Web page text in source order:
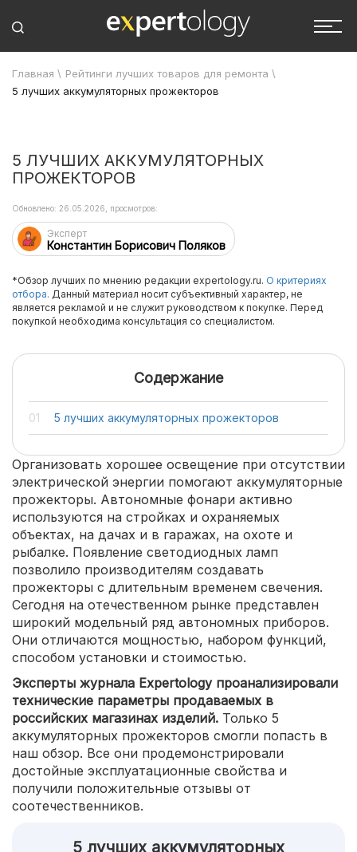
Главная \ Рейтинги лучших товаров для ремонта \
5 лучших аккумуляторных прожекторов
5 ЛУЧШИХ АККУМУЛЯТОРНЫХ
ПРОЖЕКТОРОВ
Эксперт
Константин Борисович Поляков
Обновлено: 26.05.2026, просмотров:
*Обзор лучших по мнению редакции expertology.ru. О критериях
отбора. Данный материал носит субъективный характер, не
является рекламой и не служит руководством к покупке. Перед
покупкой необходима консультация со специалистом.
Содержание
5 лучших аккумуляторных прожекторов
Организовать хорошее освещение при отсутствии
электрической энергии помогают аккумуляторные
прожекторы. Автономные фонари активно
используются на стройках и охраняемых
объектах, на дачах и в гаражах, на охоте и
рыбалке. Появление светодиодных ламп
позволило производителям создавать
прожекторы с длительным временем свечения.
Сегодня на отечественном рынке представлен
широкий модельный ряд автономных приборов.
Они отличаются мощностью, набором функций,
способом установки и стоимостью.
Эксперты журнала Expertology проанализировали
технические параметры продаваемых в
российских магазинах изделий. Только 5
аккумуляторных прожекторов смогли попасть в
наш обзор. Все они продемонстрировали
достойные эксплуатационные свойства и
получили положительные отзывы от
соотечественников.
5 лучших аккумуляторных